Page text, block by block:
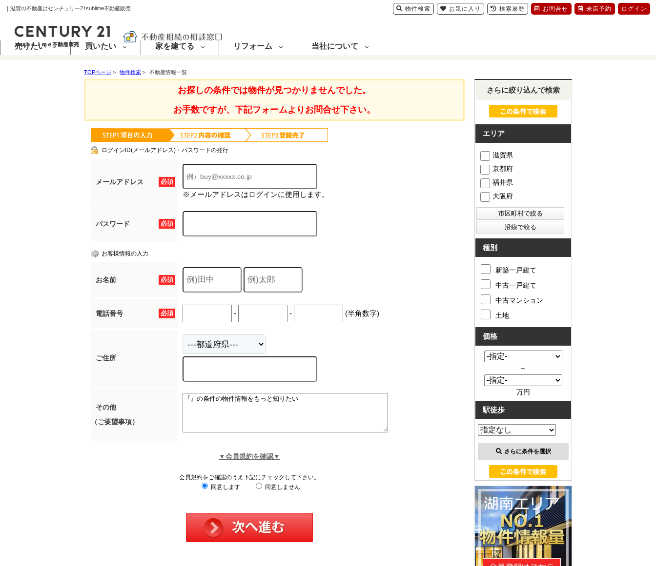
｜滋賀の不動産はセンチュリー21sublime不動産販売
売りたい 買いたい 家を建てる リフォーム 当社について
TOPページ > 物件検索 > 不動産情報一覧
お探しの条件では物件が見つかりませんでした。
お手数ですが、下記フォームよりお問合せ下さい。
ログインID(メールアドレス)・パスワードの発行
必須
メールアドレス
※メールアドレスはログインに使用します。
必須
パスワード
お客様情報の入力
必須
お名前
必須
電話番号 - - (半角数字)
ご住所
その他
（ご要望事項）
▼会員規約を確認▼
会員規約をご確認のうえ下記にチェックして下さい。
同意します
同意しません
さらに絞り込んで検索
エリア
滋賀県
京都府
福井県
大阪府
種別
新築一戸建て
中古一戸建て
中古マンション
土地
価格
～
万円
駅徒歩
さらに条件を選択
物件検索 お気に入り 検索履歴 お問合せ 来店予約 ログイン